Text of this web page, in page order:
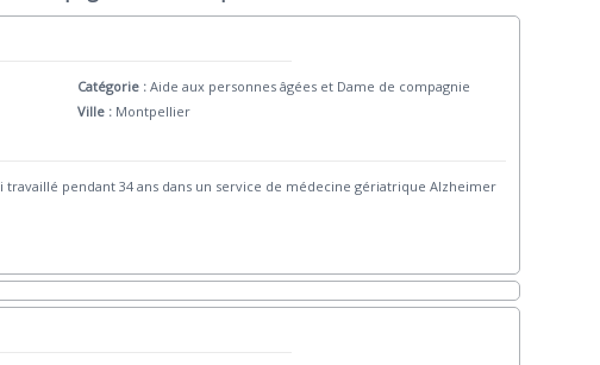
Catégorie : Aide aux personnes âgées et Dame de compagnie
Ville : Montpellier
pendant 34 ans dans un service de médecine gériatrique Alzheimer